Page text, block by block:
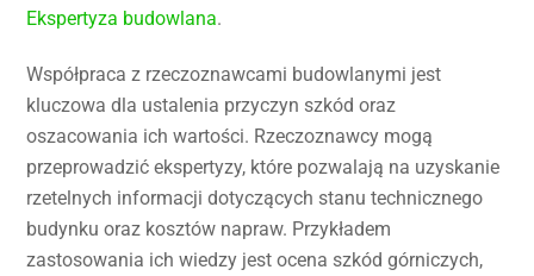
Ekspertyza budowlana.
Współpraca z rzeczoznawcami budowlanymi jest
kluczowa dla ustalenia przyczyn szkód oraz
oszacowania ich wartości. Rzeczoznawcy mogą
przeprowadzić ekspertyzy, które pozwalają na uzyskanie
rzetelnych informacji dotyczących stanu technicznego
budynku oraz kosztów napraw. Przykładem
zastosowania ich wiedzy jest ocena szkód górniczych,